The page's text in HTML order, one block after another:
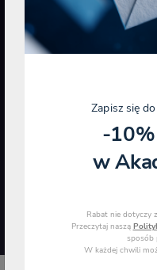
prawny:
Zapisz się
-
w
Rabat nie dotyczy
Przeczytaj naszą
sposób
W każdej chwili